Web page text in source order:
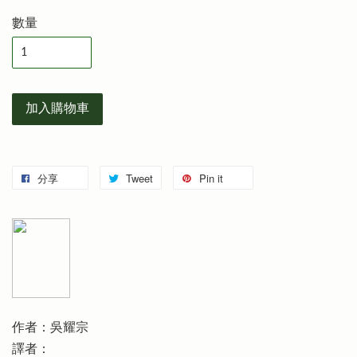
數量
加入購物車
分享 Tweet Pin it
作者：吳耀宗
譯者：